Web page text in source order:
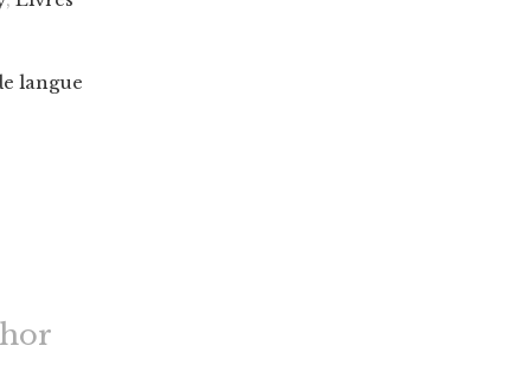
langue